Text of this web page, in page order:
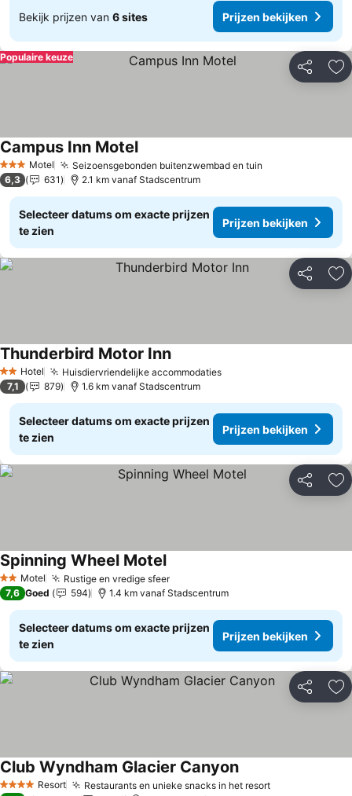
Bekijk prijzen van 6 sites Prijzen bekijken
Delen
Populaire keuze
3 SterrenMotel Seizoensgebonden buitenzwembad en tuin
Campus Inn Motel
6,3 631 2.1 km vanaf Stadscentrum
Selecteer datums om exacte prijzen
te zien
Prijzen bekijken
Delen
2 Sterren
Hotel Huisdiervriendelijke accommodaties
Thunderbird Motor Inn
7,1 879 1.6 km vanaf Stadscentrum
Selecteer datums om exacte prijzen
te zien
Prijzen bekijken
Delen
2 Sterren
Motel Rustige en vredige sfeer
Spinning Wheel Motel
7,6 Goed 594 1.4 km vanaf Stadscentrum
Selecteer datums om exacte prijzen
te zien
Prijzen bekijken
Delen
4 SterrenResort Restaurants en unieke snacks in het resort
Club Wyndham Glacier Canyon